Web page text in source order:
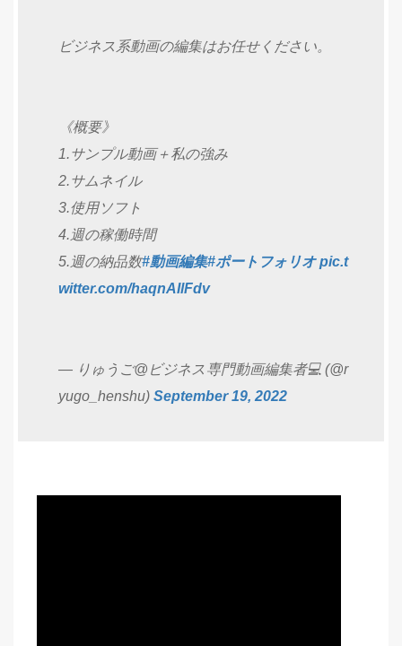
ビジネス系動画の編集はお任せください。
《概要》
1.サンプル動画＋私の強み
2.サムネイル
3.使用ソフト
4.週の稼働時間
5.週の納品数#動画編集#ポートフォリオ pic.t
witter.com/haqnAIlFdv
— りゅうご@ビジネス専門動画編集者💻 (@r
yugo_henshu) September 19, 2022